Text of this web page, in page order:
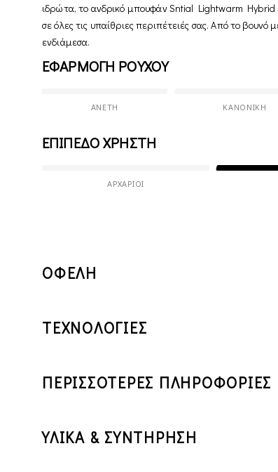
ιδρώτα, το ανδρικό μπουφάν Sntial Lightwarm Hybrid
σε όλες τις υπαίθριες περιπέτειές σας. Από το βουνό
ενδιάμεσα.
ΕΦΑΡΜΟΓΗ ΡΟΥΧΟΥ
ΆΝΕΤΗ ΚΑΝΟΝΙΚΉ
ΕΠΙΠΕΔΟ ΧΡΗΣΤΗ
ΑΡΧΆΡΙΟΙ
ΟΦΕΛΗ
ΤΕΧΝΟΛΟΓΙΕΣ
ΠΕΡΙΣΣΟΤΕΡΕΣ ΠΛΗΡΟΦΟΡΙΕΣ
ΥΛΙΚΑ & ΣΥΝΤΗΡΗΣΗ